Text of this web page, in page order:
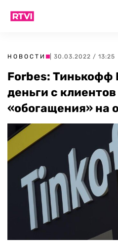
НОВОСТИ | 30.03.2022 / 13:25
Forbes: Тинькофф
деньги с
«обогащения» на